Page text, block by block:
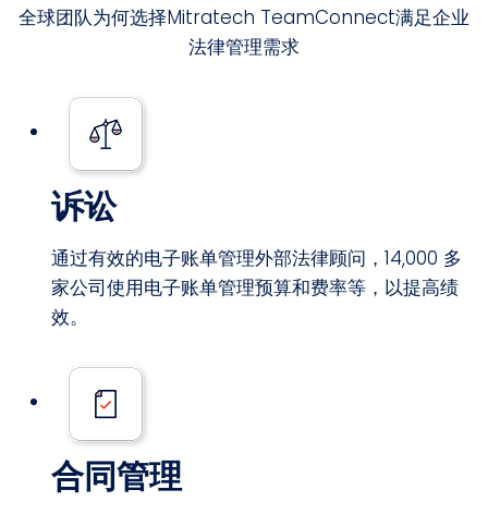
全球团队为何选择Mitratech TeamConnect满足企业
法律管理需求
诉讼
通过有效的电子账单管理外部法律顾问，14,000 多
家公司使用电子账单管理预算和费率等，以提高绩
效。
合同管理